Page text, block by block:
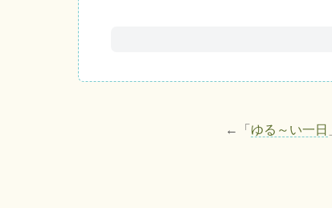
←「 ゆる～い一日